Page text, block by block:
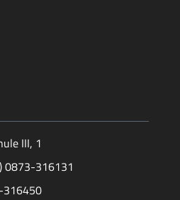
III, 1
0873-316131
316450